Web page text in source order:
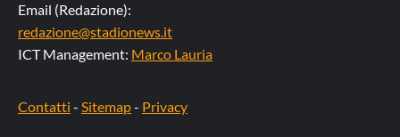
Email (Redazione):
redazione@stadionews.it
ICT Management: Marco Lauria
Contatti - Sitemap- Privacy